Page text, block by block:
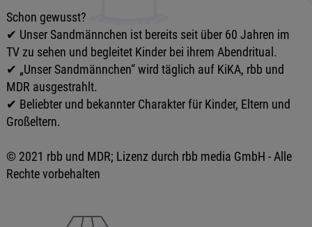
Schon gewusst?
✔ Unser Sandmännchen ist bereits seit über 60 Jahren im
TV zu sehen und begleitet Kinder bei ihrem Abendritual.
✔ „Unser Sandmännchen“ wird täglich auf KiKA, rbb und
MDR ausgestrahlt.
✔ Beliebter und bekannter Charakter für Kinder, Eltern und
Großeltern.
© 2021 rbb und MDR; Lizenz durch rbb media GmbH - Alle
Rechte vorbehalten